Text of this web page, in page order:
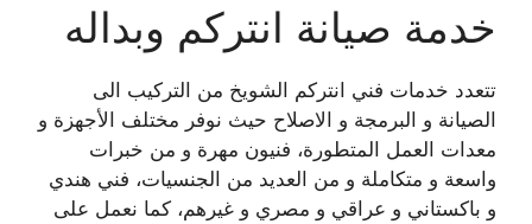
خدمة صيانة انتركم وبداله
تتعدد خدمات فني انتركم الشويخ من التركيب الى
الصيانة و البرمجة و الاصلاح حيث نوفر مختلف الأجهزة و
معدات العمل المتطورة، فنيون مهرة و من خبرات
واسعة و متكاملة و من العديد من الجنسيات، فني هندي
و باكستاني و عراقي و مصري و غيرهم، كما نعمل على